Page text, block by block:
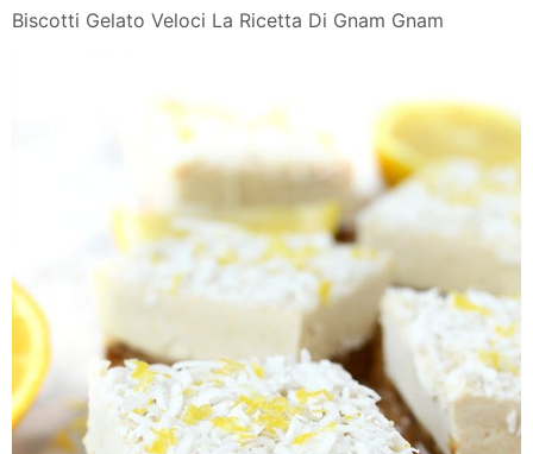
Biscotti Gelato Veloci La Ricetta Di Gnam Gnam